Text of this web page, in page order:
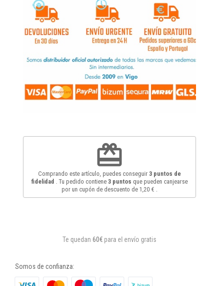
redeem
Comprando este artículo, puedes conseguir 3 puntos de
fidelidad
. Tu pedido contiene 3 puntos que pueden canjearse
por un cupón de descuento de 1,20 €
Te quedan 60€ para el envío gratis
Somos de confianza: